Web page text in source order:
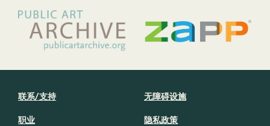
联系/支持
职业
无障碍设施
隐私政策